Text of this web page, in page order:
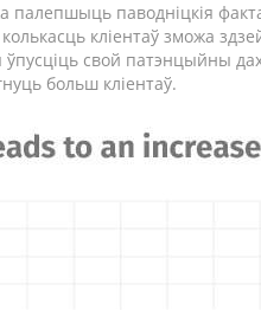
палепшыць паводніцкія
кліентаў зможа
ўпусціць свой патэнцыйны
больш кліентаў.